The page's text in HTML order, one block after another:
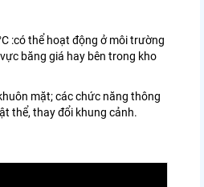
:có thể hoạt động ở môi trường
băng giá hay bên trong kho
mặt; các chức năng thông
thể, thay đổi khung cảnh.